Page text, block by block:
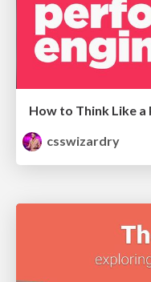
How to Think Like
csswizardry